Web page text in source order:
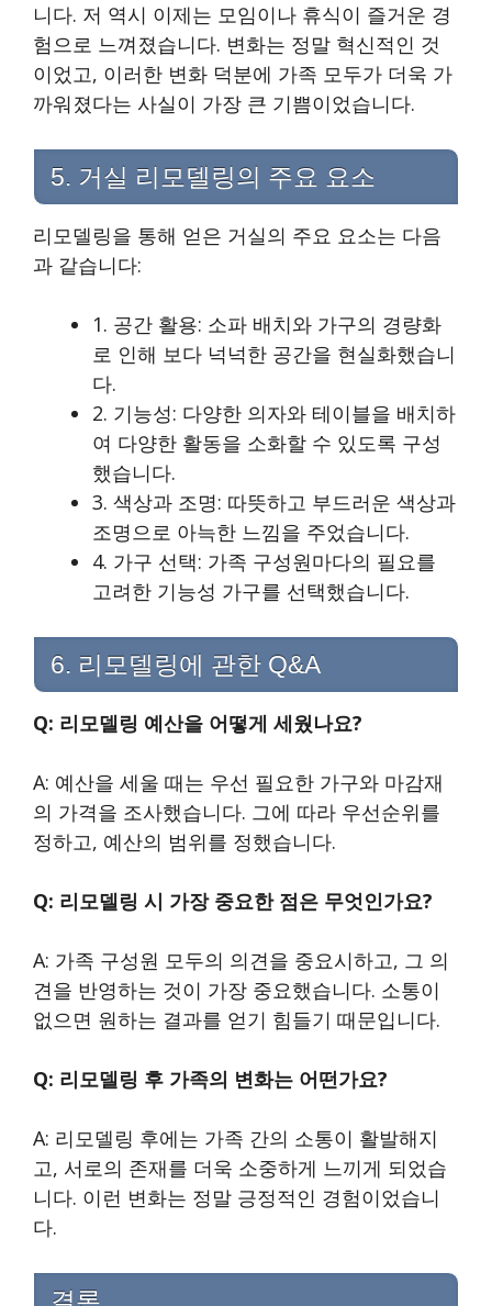
니다. 저 역시 이제는 모임이나 휴식이 즐거운 경
험으로 느껴졌습니다. 변화는 정말 혁신적인 것
이었고, 이러한 변화 덕분에 가족 모두가 더욱 가
까워졌다는 사실이 가장 큰 기쁨이었습니다.
5. 거실 리모델링의 주요 요소
리모델링을 통해 얻은 거실의 주요 요소는 다음
과 같습니다:
1. 공간 활용: 소파 배치와 가구의 경량화
로 인해 보다 넉넉한 공간을 현실화했습니
다.
2. 기능성: 다양한 의자와 테이블을 배치하
여 다양한 활동을 소화할 수 있도록 구성
했습니다.
3. 색상과 조명: 따뜻하고 부드러운 색상과
조명으로 아늑한 느낌을 주었습니다.
4. 가구 선택: 가족 구성원마다의 필요를
고려한 기능성 가구를 선택했습니다.
6. 리모델링에 관한 Q&A
Q: 리모델링 예산을 어떻게 세웠나요?
A: 예산을 세울 때는 우선 필요한 가구와 마감재
의 가격을 조사했습니다. 그에 따라 우선순위를
정하고, 예산의 범위를 정했습니다.
Q: 리모델링 시 가장 중요한 점은 무엇인가요?
A: 가족 구성원 모두의 의견을 중요시하고, 그 의
견을 반영하는 것이 가장 중요했습니다. 소통이
없으면 원하는 결과를 얻기 힘들기 때문입니다.
Q: 리모델링 후 가족의 변화는 어떤가요?
A: 리모델링 후에는 가족 간의 소통이 활발해지
고, 서로의 존재를 더욱 소중하게 느끼게 되었습
니다. 이런 변화는 정말 긍정적인 경험이었습니
다.